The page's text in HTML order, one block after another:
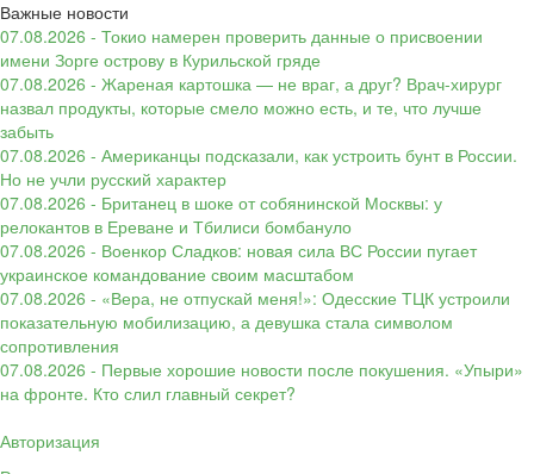
Важные новости
07.08.2026 - Токио намерен проверить данные о присвоении
имени Зорге острову в Курильской гряде
07.08.2026 - Жареная картошка — не враг, а друг? Врач-хирург
назвал продукты, которые смело можно есть, и те, что лучше
забыть
07.08.2026 - Американцы подсказали, как устроить бунт в России.
Но не учли русский характер
07.08.2026 - Британец в шоке от собянинской Москвы: у
релокантов в Ереване и Тбилиси бомбануло
07.08.2026 - Военкор Сладков: новая сила ВС России пугает
украинское командование своим масштабом
07.08.2026 - «Вера, не отпускай меня!»: Одесские ТЦК устроили
показательную мобилизацию, а девушка стала символом
сопротивления
07.08.2026 - Первые хорошие новости после покушения. «Упыри»
на фронте. Кто слил главный секрет?
Авторизация